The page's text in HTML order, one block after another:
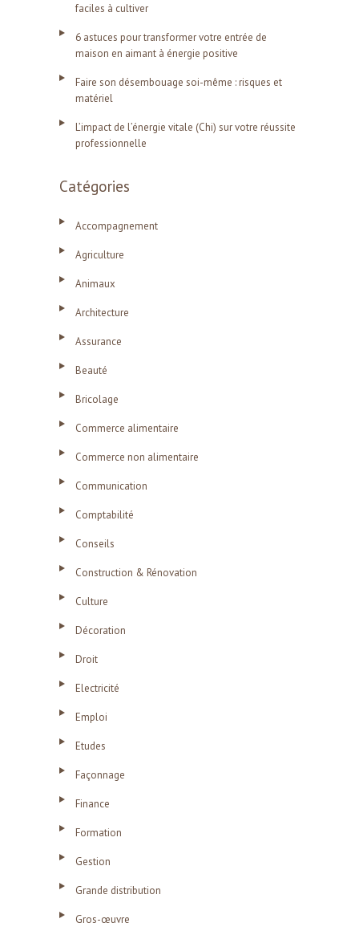
faciles à cultiver
6 astuces pour transformer votre entrée de
maison en aimant à énergie positive
Faire son désembouage soi-même : risques et
matériel
L’impact de l’énergie vitale (Chi) sur votre réussite
professionnelle
Catégories
Accompagnement
Agriculture
Animaux
Architecture
Assurance
Beauté
Bricolage
Commerce alimentaire
Commerce non alimentaire
Communication
Comptabilité
Conseils
Construction & Rénovation
Culture
Décoration
Droit
Electricité
Emploi
Etudes
Façonnage
Finance
Formation
Gestion
Grande distribution
Gros-œuvre